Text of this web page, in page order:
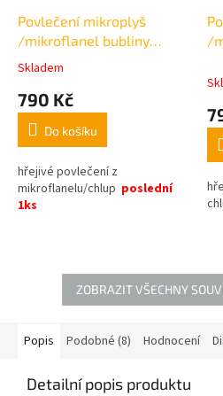
Povlečení mikroplyš
/mikroflanel bubliny
černobílé
Průměrné
produktu
5,0
5
hvězdiček.
Skladem
790 Kč
Do košíku
hřejivé povlečení z
mikroflanelu/chlup poslední
1ks
/
ZOBRAZIT VŠECHNY
Popis Podobné (8) Hodnocení
Detailní popis produktu